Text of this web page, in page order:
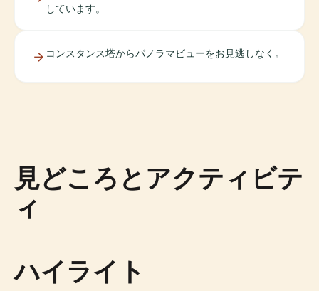
しています。
コンスタンス塔からパノラマビューをお見逃しなく。
見どころとアクティビテ
ィ
ハイライト